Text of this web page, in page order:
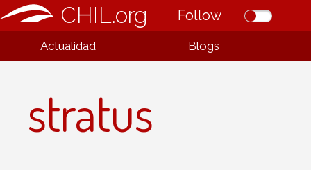
CHIL.org Follow
Actualidad Blogs
stratus